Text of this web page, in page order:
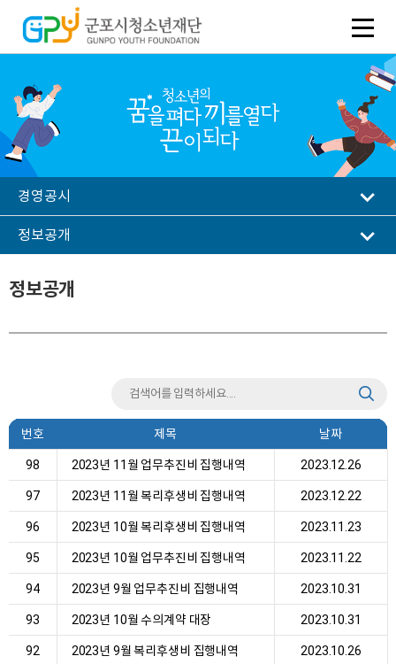
경영공시
정보공개
정보공개
번호 제목 날짜
98 2023년 11월 업무추진비 집행내역 2023.12.26
97 2023년 11월 복리후생비 집행내역 2023.12.22
96 2023년 10월 복리후생비 집행내역 2023.11.23
95 2023년 10월 업무추진비 집행내역 2023.11.22
94 2023년 9월 업무추진비 집행내역 2023.10.31
93 2023년 10월 수의계약 대장 2023.10.31
92 2023년 9월 복리후생비 집행내역 2023.10.26